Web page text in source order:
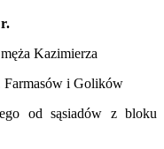
Kazimierza
Farmasów i Golików
od sąsiadów z bloku